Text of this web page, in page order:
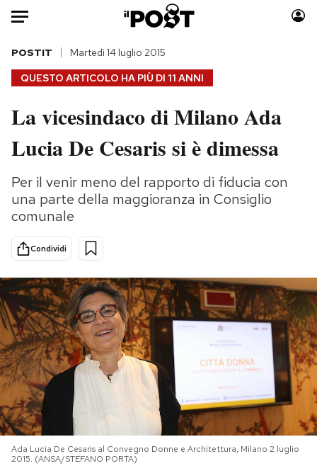
Auto
HOME
Italia
Politica
Tecnologia
Internet
Scienza
Cultura
Economia
Sport
Moda
Libri
Consumismi
Storie/Idee
Ok Boomer!
Mondiali calcio 2026
PODCAST
NEWSLETTER
I MIEI PREFERITI
QUESTO ARTICOLO HA PIÙ DI 11 ANNI
POSTIT Martedì 14 luglio 2015
La vicesindaco di Milano Ada
Lucia De Cesaris si è dimessa
Per il venir meno del rapporto di fiducia con
una parte della maggioranza in Consiglio
comunale
Condividi
Ada Lucia De Cesaris al Convegno Donne e Architettura, Milano 2 luglio
2015. (ANSA/STEFANO PORTA)